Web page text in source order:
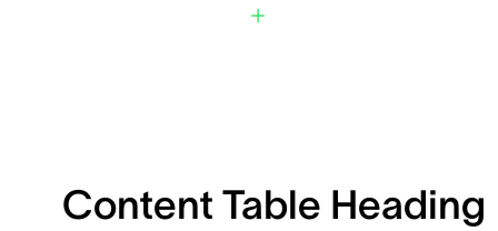
Content Table Heading